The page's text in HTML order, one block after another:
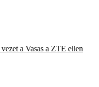
a Vasas a ZTE ellen